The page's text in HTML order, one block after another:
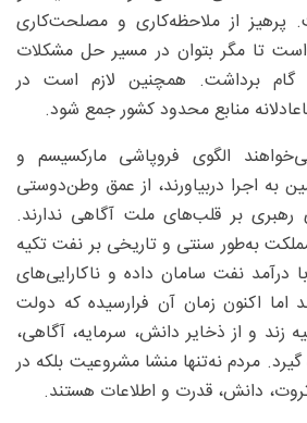
پرهیز از ملاحظه‌کاری و مصلحت‌کاری
تا مگر بتوان در مسیر حل مشکلات
گام برداشت. همچنین لازم است در
منابع محدود کشور جمع شود.
الگوی فروپاشی مارکسیسم و
به اجرا دربیاورند، از عمق وطن‌دوستی
رهبری بر قلب‌های ملت آگاهی ندارند.
به‌طور سنتی و تاریخی بر نفت تکیه
درآمد نفت سامان داده و ناکارایی‌های
اما اکنون زمان آن فرارسیده که دولت
زند و از ذخایر دانش، سرمایه، آگاهی،
مردم نه‌تنها منشا مشروعیت بلکه در
دانش، قدرت و اطلاعات هستند.